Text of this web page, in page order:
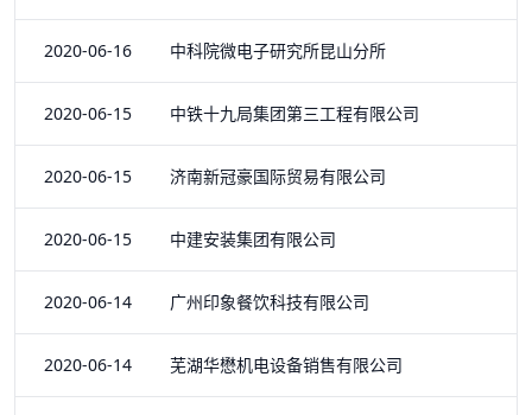
2020-06-16 中科院微电子研究所昆山分所
2020-06-15 中铁十九局集团第三工程有限公司
2020-06-15 济南新冠豪国际贸易有限公司
2020-06-15 中建安装集团有限公司
2020-06-14 广州印象餐饮科技有限公司
2020-06-14 芜湖华懋机电设备销售有限公司